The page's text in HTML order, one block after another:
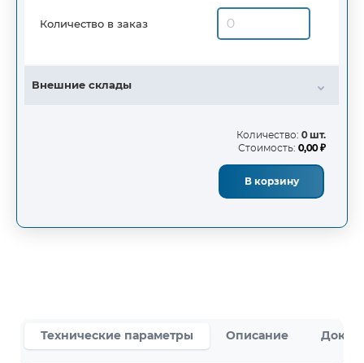
Количество в заказ
Внешние склады
Количество: 0 шт.
Стоимость: 0,00 ₽
В корзину
Технические параметры Описание